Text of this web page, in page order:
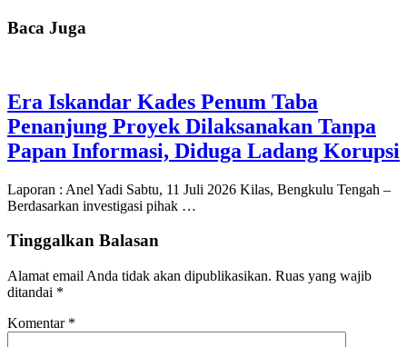
Baca Juga
Era Iskandar Kades Penum Taba
Penanjung Proyek Dilaksanakan Tanpa
Papan Informasi, Diduga Ladang Korupsi
Laporan : Anel Yadi Sabtu, 11 Juli 2026 Kilas, Bengkulu Tengah –
Berdasarkan investigasi pihak …
Tinggalkan Balasan
Alamat email Anda tidak akan dipublikasikan. Ruas yang wajib
ditandai *
Komentar *